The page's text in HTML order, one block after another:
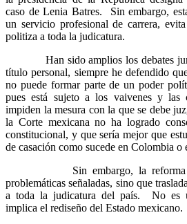
Telegram
caso de Lenia Batres. Sin embargo,
un servicio profesional de carrera,
politiza a toda la judicatura.
Han sido amplios los debates
título personal, siempre he defendido
no puede formar parte de un poder
pues está sujeto a los vaivenes y las
impiden la mesura con la que se debe
la Corte mexicana no ha logrado
constitucional, y que sería mejor que
de casación como sucede en Colombia o
Sin embargo, la reforma
problemáticas señaladas, sino que
a toda la judicatura del país. No es
implica el rediseño del Estado mexicano.